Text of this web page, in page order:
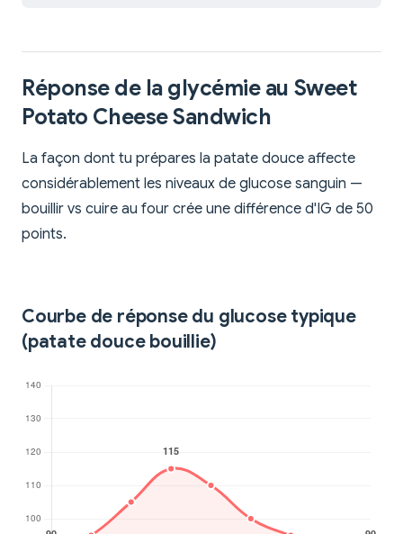
Réponse de la glycémie au Sweet
Potato Cheese Sandwich
La façon dont tu prépares la patate douce affecte
considérablement les niveaux de glucose sanguin —
bouillir vs cuire au four crée une différence d'IG de 50
points.
Courbe de réponse du glucose typique
(patate douce bouillie)